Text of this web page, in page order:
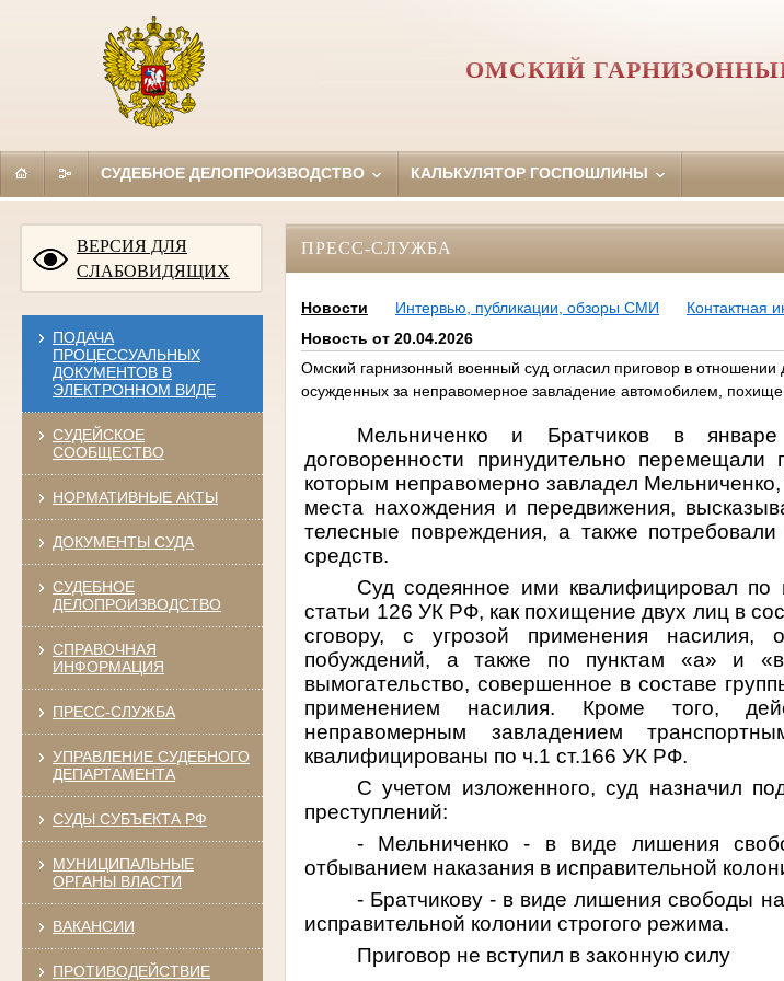
ОМСКИЙ
СУДЕБНОЕ ДЕЛОПРОИЗВОДСТВО КАЛЬКУЛЯТОР ГОСПОШЛИНЫ
ВЕРСИЯ ДЛЯ
СЛАБОВИДЯЩИХ
ПОДАЧА
ПРОЦЕССУАЛЬНЫХ
ДОКУМЕНТОВ В
ЭЛЕКТРОННОМ ВИДЕ
СУДЕЙСКОЕ
СООБЩЕСТВО
НОРМАТИВНЫЕ АКТЫ
ДОКУМЕНТЫ СУДА
СУДЕБНОЕ
ДЕЛОПРОИЗВОДСТВО
СПРАВОЧНАЯ
ИНФОРМАЦИЯ
ПРЕСС-СЛУЖБА
УПРАВЛЕНИЕ СУДЕБНОГО
ДЕПАРТАМЕНТА
СУДЫ СУБЪЕКТА РФ
МУНИЦИПАЛЬНЫЕ
ОРГАНЫ ВЛАСТИ
ВАКАНСИИ
ПРОТИВОДЕЙСТВИЕ
ПРЕСС-СЛУЖБА
Новости Интервью, публикации, обзоры СМИ
Контактная
Новость от 20.04.2026
Омский гарнизонный военный суд огласил приговор в отношении
осужденных за неправомерное завладение автомобилем,
Мельниченко и Братчиков в
договоренности принудительно
которым неправомерно завладел
места нахождения и передвижения,
телесные повреждения, а также
средств.
Суд содеянное ими квалифицировал
статьи 126 УК РФ, как похищение двух лиц в
сговору, с угрозой применения насилия,
побуждений, а также по пунктам «а» и
вымогательство, совершенное в составе
применением насилия. Кроме того,
неправомерным завладением
квалифицированы по ч.1 ст.166 УК РФ.
С учетом изложенного, суд назначил
преступлений:
- Мельниченко - в виде лишения
отбыванием наказания в исправительной
- Братчикову - в виде лишения свободы
исправительной колонии строгого режима.
Приговор не вступил в законную силу